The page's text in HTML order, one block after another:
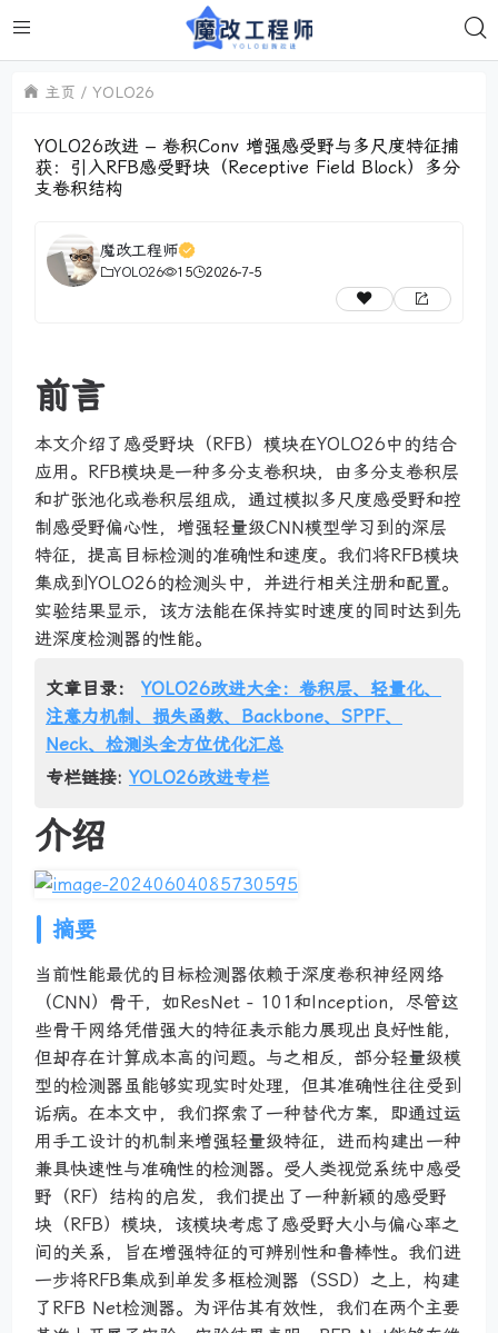
主页 YOLO26
YOLO26改进 – 卷积Conv 增强感受野与多尺度特征捕
获：引入RFB感受野块（Receptive Field Block）多分
支卷积结构
魔改工程师
YOLO26 15 2026-7-5
前言
本文介绍了感受野块（RFB）模块在YOLO26中的结合
应用。RFB模块是一种多分支卷积块，由多分支卷积层
和扩张池化或卷积层组成，通过模拟多尺度感受野和控
制感受野偏心性，增强轻量级CNN模型学习到的深层
特征，提高目标检测的准确性和速度。我们将RFB模块
集成到YOLO26的检测头中，并进行相关注册和配置。
实验结果显示，该方法能在保持实时速度的同时达到先
进深度检测器的性能。
文章目录： YOLO26改进大全：卷积层、轻量化、
注意力机制、损失函数、Backbone、SPPF、
Neck、检测头全方位优化汇总
专栏链接: YOLO26改进专栏
介绍
摘要
当前性能最优的目标检测器依赖于深度卷积神经网络
（CNN）骨干，如ResNet - 101和Inception，尽管这
些骨干网络凭借强大的特征表示能力展现出良好性能，
但却存在计算成本高的问题。与之相反，部分轻量级模
型的检测器虽能够实现实时处理，但其准确性往往受到
诟病。在本文中，我们探索了一种替代方案，即通过运
用手工设计的机制来增强轻量级特征，进而构建出一种
兼具快速性与准确性的检测器。受人类视觉系统中感受
野（RF）结构的启发，我们提出了一种新颖的感受野
块（RFB）模块，该模块考虑了感受野大小与偏心率之
间的关系，旨在增强特征的可辨别性和鲁棒性。我们进
一步将RFB集成到单发多框检测器（SSD）之上，构建
了RFB Net检测器。为评估其有效性，我们在两个主要